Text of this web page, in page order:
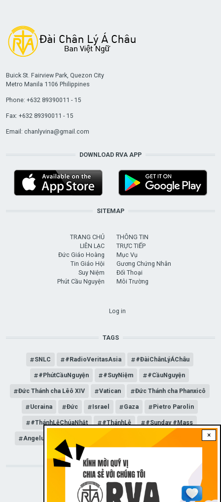
×
Buick St. Fairview Park, Quezon City
Metro Manila 1106 Philippines
Phone: +632 89390011 - 15
Fax: +632 89390011 - 15
Email: chanlyvina@gmail.com
DOWNLOAD RVA APP
SITEMAP
TRANG CHỦ
LIÊN LẠC
Đức Giáo Hoàng
Tin Giáo Hội
Suy Niệm
Phút Cầu Nguyện
THÔNG TIN
TRỰC TIẾP
Mục Vụ
Gương Chứng Nhân
Đối Thoại
Môi Trường
Log in
TAGS
SNLC #RadioVeritasAsia #ĐàiChânLýÁChâu
#PhútCầuNguyện #SuyNiệm #CầuNguyện
Đức Thánh cha Lêô XIV Vatican Đức Thánh cha Phanxicô
Ucraina Đức Israel Gaza Pietro Parolin
#ThánhLễChúaNhật #ThánhLễ #Sunday #Mass
Angelus Đức Giáo hoàng Lêô XIV General Audience
STAY CONNECTED WITH US!